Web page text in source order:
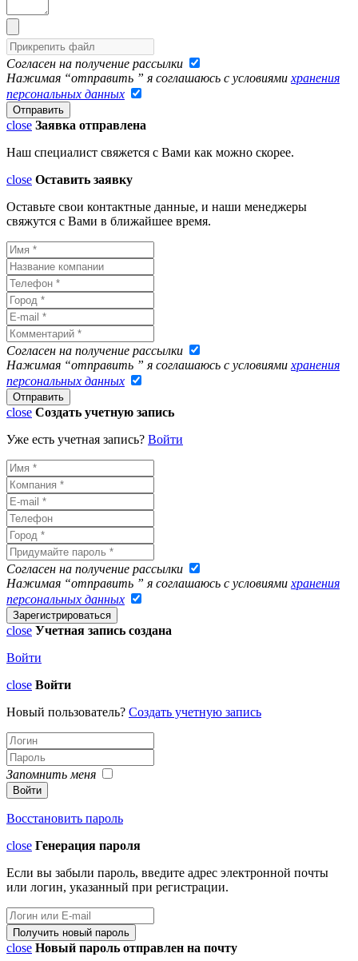
Согласен на получение рассылки
Нажимая “отправить ” я соглашаюсь с условиями хранения
персональных данных
close Заявка отправлена
Наш специалист свяжется с Вами как можно скорее.
close Оставить заявку
Оставьте свои контактные данные, и наши менеджеры
свяжутся с Вами в ближайшее время.
Согласен на получение рассылки
Нажимая “отправить ” я соглашаюсь с условиями хранения
персональных данных
close Создать учетную запись
Уже есть учетная запись? Войти
Согласен на получение рассылки
Нажимая “отправить ” я соглашаюсь с условиями хранения
персональных данных
close Учетная запись создана
Войти
close Войти
Новый пользователь? Создать учетную запись
Запомнить меня
Восстановить пароль
close Генерация пароля
Если вы забыли пароль, введите адрес электронной почты
или логин, указанный при регистрации.
close Новый пароль отправлен на почту